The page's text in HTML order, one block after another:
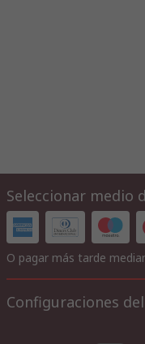
Seleccionar medio
O pagar más tarde
Configuraciones